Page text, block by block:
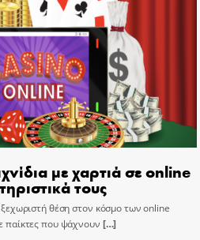
με χαρτιά σε online
τους
θέση στον κόσμο των online
παίκτες που ψάχνουν […]